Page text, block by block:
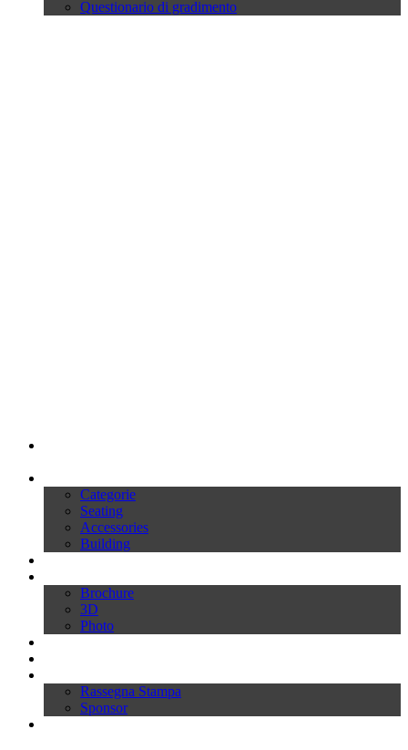
Questionario di gradimento
Categorie
Seating
Accessories
Building
Brochure
3D
Photo
Rassegna Stampa
Sponsor